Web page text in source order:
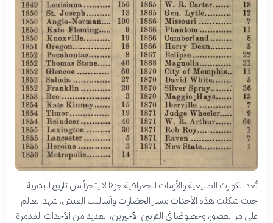
تُعد الكوارث الطبيعية والأزمات الجغرافية جزءًا لا يتجزأ من تاريخ البشرية،
حيث شكلت هذه الأحداث مسار الحضارات وأساليب العيش. شهد العالم
على مر العصور، وخصوصًا في القرنين الأخيرين، العديد من الأحداث المدمرة